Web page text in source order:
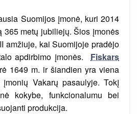
Suomijos įmonė, kuri 2014
365 metų jubiliejų. Šios įmonės
amžiuje, kai Suomijoje pradėjo
apdirbimo įmonės. Fiskars
1649 m. ir šiandien yra viena
Vakarų pasaulyje. Tokį
kokybe, funkcionalumu bei
produkcija.